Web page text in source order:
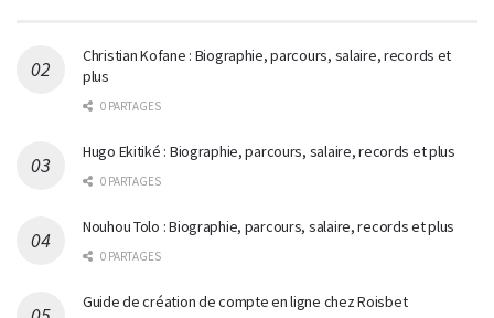
Christian Kofane : Biographie, parcours, salaire, records et
plus
0 PARTAGES
Hugo Ekitiké : Biographie, parcours, salaire, records et plus
0 PARTAGES
Nouhou Tolo : Biographie, parcours, salaire, records et plus
0 PARTAGES
Guide de création de compte en ligne chez Roisbet